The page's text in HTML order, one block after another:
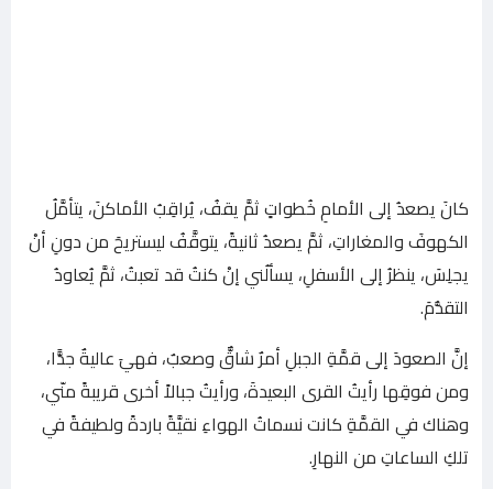
كانَ يصعدُ إلى الأمامِ خُطواتٍ ثمَّ يقفُ، يُراقِبُ الأماكنَ، يتأمَّلُ
الكهوفَ والمغاراتِ، ثمَّ يصعدُ ثانيةً، يتوقَّفُ ليستريحَ من دونِ أنْ
يجلِسَ، ينظرُ إلى الأسفلِ، يسألُني إنْ كنتُ قد تعبتُ، ثمَّ يُعاودُ
التقدُّمَ.
إنَّ الصعودَ إلى قمَّةِ الجبلِ أمرٌ شاقٌّ وصعبٌ، فهيَ عاليةٌ جدًّا،
ومن فوقِها رأيتُ القرى البعيدةَ، ورأيتُ جبالاً أخرى قريبةً منّي،
وهناك في القمَّةِ كانت نسماتُ الهواءِ نقيَّةً باردةً ولطيفةً في
تلكِ الساعاتِ من النهارِ.